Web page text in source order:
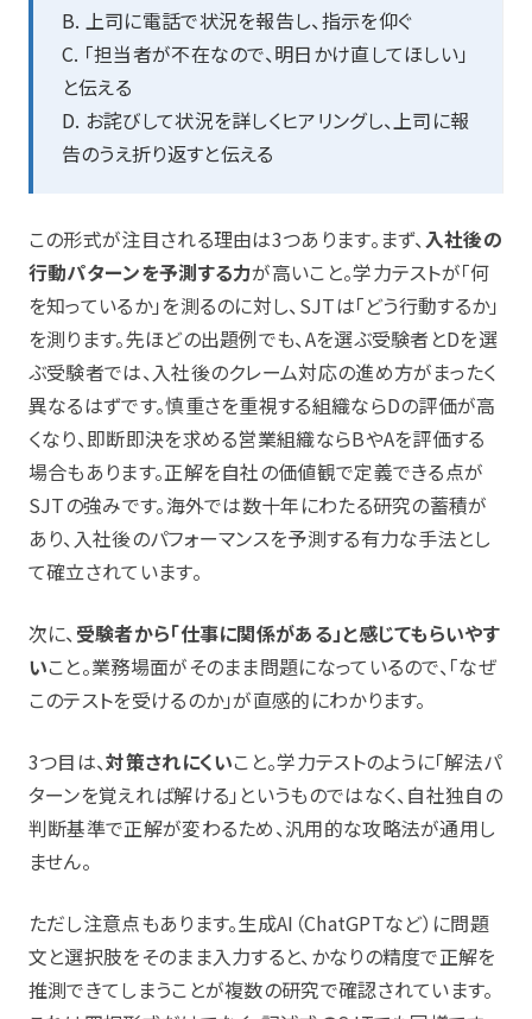
B. 上司に電話で状況を報告し、指示を仰ぐ
C. 「担当者が不在なので、明日かけ直してほしい」
と伝える
D. お詫びして状況を詳しくヒアリングし、上司に報
告のうえ折り返すと伝える
この形式が注目される理由は3つあります。まず、入社後の
行動パターンを予測する力が高いこと。学力テストが「何
を知っているか」を測るのに対し、SJTは「どう行動するか」
を測ります。先ほどの出題例でも、Aを選ぶ受験者とDを選
ぶ受験者では、入社後のクレーム対応の進め方がまったく
異なるはずです。慎重さを重視する組織ならDの評価が高
くなり、即断即決を求める営業組織ならBやAを評価する
場合もあります。正解を自社の価値観で定義できる点が
SJTの強みです。海外では数十年にわたる研究の蓄積が
あり、入社後のパフォーマンスを予測する有力な手法とし
て確立されています。
次に、受験者から「仕事に関係がある」と感じてもらいやす
いこと。業務場面がそのまま問題になっているので、「なぜ
このテストを受けるのか」が直感的にわかります。
3つ目は、対策されにくいこと。学力テストのように「解法パ
ターンを覚えれば解ける」というものではなく、自社独自の
判断基準で正解が変わるため、汎用的な攻略法が通用し
ません。
ただし注意点もあります。生成AI（ChatGPTなど）に問題
文と選択肢をそのまま入力すると、かなりの精度で正解を
推測できてしまうことが複数の研究で確認されています。